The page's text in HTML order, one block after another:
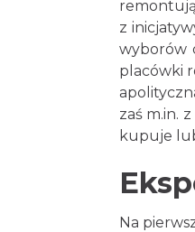
z
wyborów
placówki
zaś m.in.
kupuje
Na